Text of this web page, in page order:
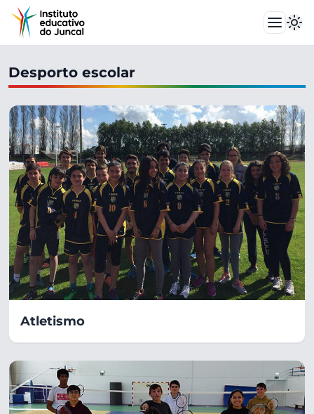
Desporto escolar
Atletismo